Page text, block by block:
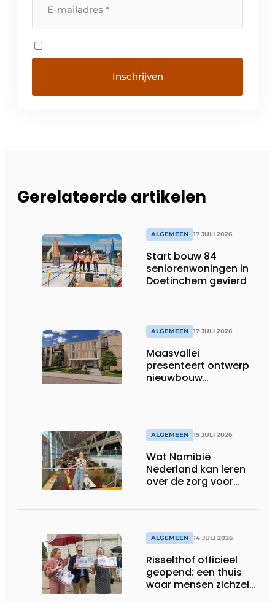
Gerelateerde artikelen
ALGEMEEN 17 JULI 2026
Start bouw 84
seniorenwoningen in
Doetinchem gevierd
ALGEMEEN 17 JULI 2026
Maasvallei
presenteert ontwerp
nieuwbouw
ALGEMEEN 15 JULI 2026
Wat Namibië
Nederland kan leren
over de zorg voor
ALGEMEEN 14 JULI 2026
Risselthof officieel
geopend: een thuis
waar mensen zichzelf